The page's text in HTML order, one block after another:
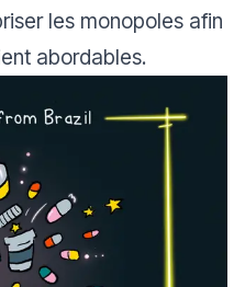
les monopoles afin
abordables.